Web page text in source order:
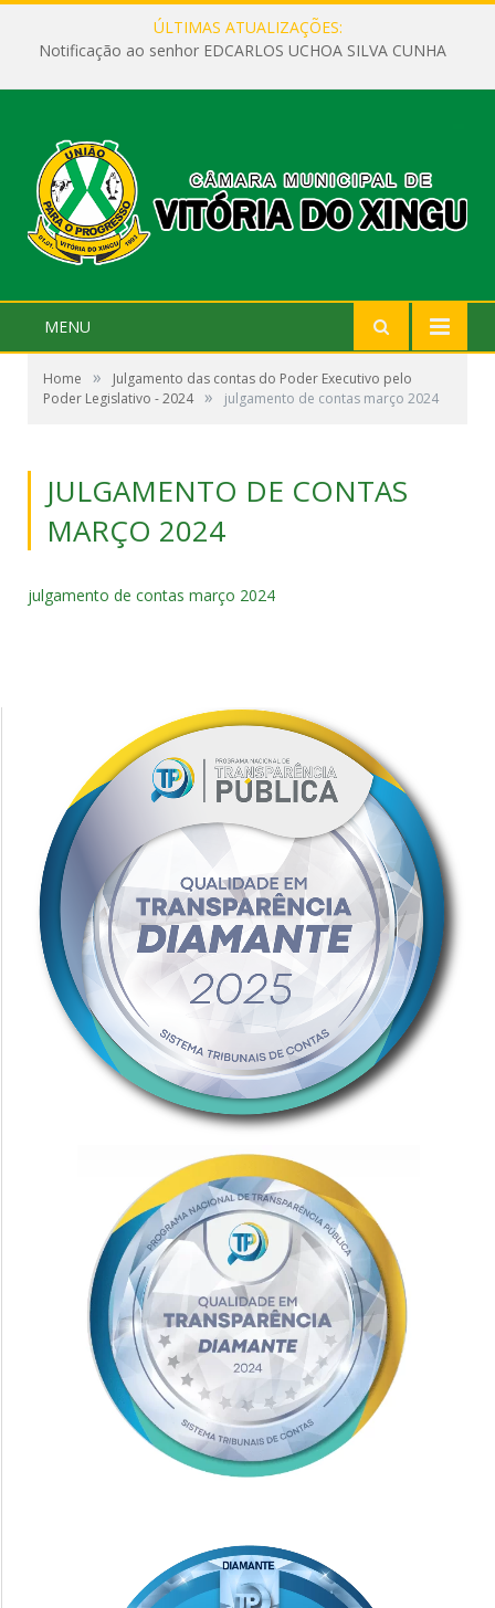
ÚLTIMAS ATUALIZAÇÕES:
Notificação ao senhor EDCARLOS UCHOA SILVA CUNHA
MENU
Home »
Julgamento das contas do Poder Executivo pelo
Poder Legislativo - 2024 » julgamento de contas março 2024
JULGAMENTO DE CONTAS
MARÇO 2024
julgamento de contas março 2024